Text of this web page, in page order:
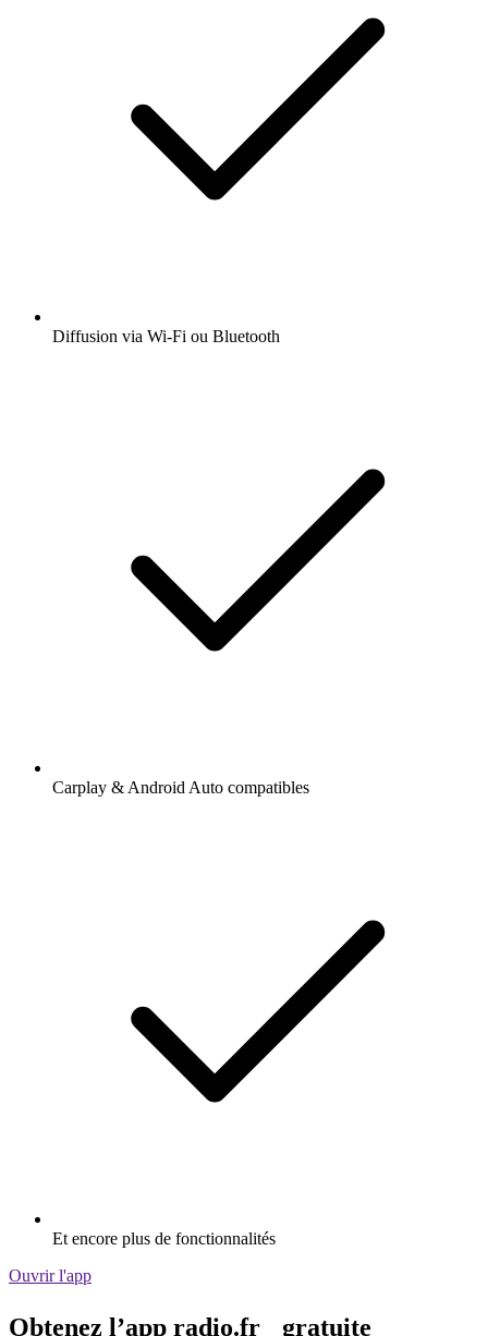
Diffusion via Wi-Fi ou Bluetooth
Carplay & Android Auto compatibles
Et encore plus de fonctionnalités
Ouvrir l'app
Obtenez l’app radio.fr gratuite